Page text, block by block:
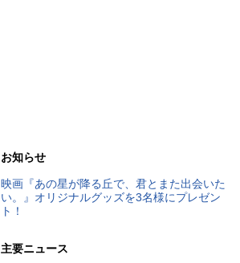
お知らせ
映画『あの星が降る丘で、君とまた出会いた
い。』オリジナルグッズを3名様にプレゼン
ト！
主要ニュース